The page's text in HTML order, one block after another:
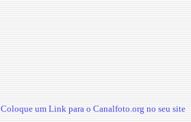
Coloque um Link para o Canalfoto.org no seu site